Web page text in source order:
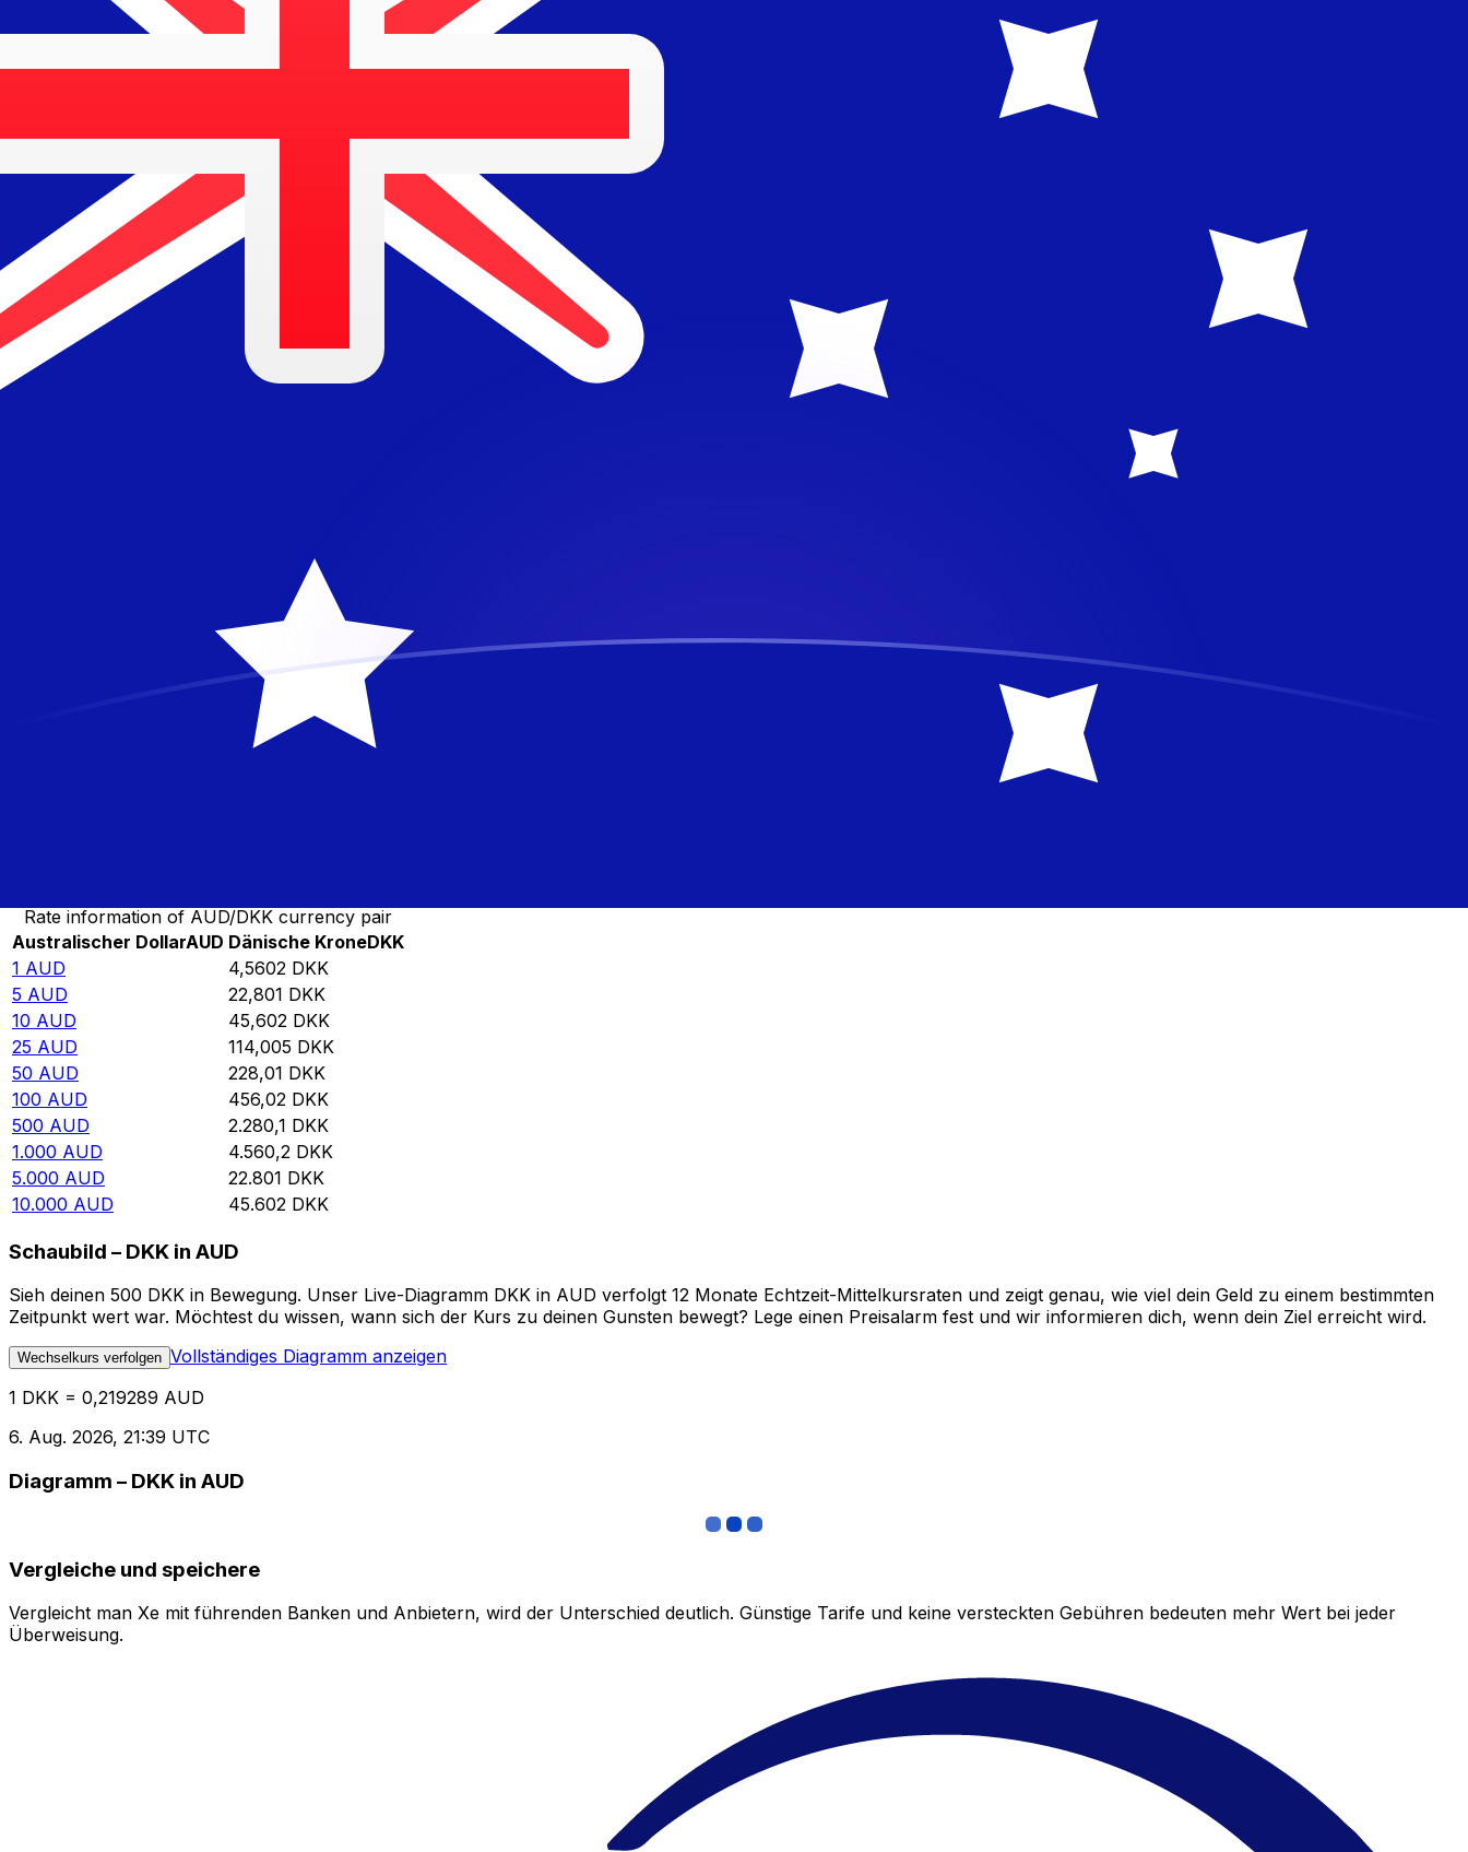
1.00DKK= 0,219288
AUD
Mid-Market-Kurs um 21:39 UTC
Sprechen Sie noch heute mit einem Währungsexperten.Wir schlagen Konkurrenzkurse.
Termin für ein Gespräch vereinbaren
Wir verwenden den Mittelkurs für unseren Umrechner. Dies dient nur zu Informationszwecken. Diesen Kurs erhalten Sie nicht, wenn Sie Geld senden.
Sendekurse prüfen.
Wusstest du, dass du mit Xe Geld ins Ausland schicken kannst?
Melde dich noch heute an
Australischer Dollar
AUD
AUD
2,19289
5,48222
10,9644
21,9289
AUD
109,644 AUD
Rate information of AUD/DKK currency pair
Australischer DollarAUD Dänische KroneDKK
1 AUD 4,5602 DKK
5 AUD 22,801 DKK
10 AUD 45,602 DKK
25 AUD 114,005 DKK
50 AUD 228,01 DKK
100 AUD 456,02 DKK
500 AUD 2.280,1 DKK
1.000 AUD 4.560,2 DKK
5.000 AUD 22.801 DKK
10.000 AUD 45.602 DKK
Schaubild – DKK in AUD
Sieh deinen 500 DKK in Bewegung. Unser Live-Diagramm DKK in AUD verfolgt 12 Monate Echtzeit-Mittelkursraten und zeigt genau, wie viel dein Geld zu einem bestimmten
Zeitpunkt wert war. Möchtest du wissen, wann sich der Kurs zu deinen Gunsten bewegt? Lege einen Preisalarm fest und wir informieren dich, wenn dein Ziel erreicht wird.
Wechselkurs verfolgen Vollständiges Diagramm anzeigen
1 DKK = 0,219289 AUD
6. Aug. 2026, 21:39 UTC
Diagramm – DKK in AUD
Vergleiche und speichere
Vergleicht man Xe mit führenden Banken und Anbietern, wird der Unterschied deutlich. Günstige Tarife und keine versteckten Gebühren bedeuten mehr Wert bei jeder
Überweisung.